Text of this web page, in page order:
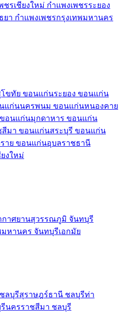
ชรเชียงใหม่ กำแพงเพชรระยอง
ยา กำแพงเพชรกรุงเทพมหานคร
ขทัย ขอนแก่นระยอง ขอนแก่น
แก่นนครพนม ขอนแก่นหนองคาย
ขอนแก่นมุกดาหาร ขอนแก่น
สีมา ขอนแก่นสระบุรี ขอนแก่น
าย ขอนแก่นอุบลราชธานี
ยงใหม่
กาศยานสุวรรณภูมิ จันทบุรี
มหานคร จันทบุรีเอกมัย
ชลบุรีสุราษฎร์ธานี ชลบุรีท่า
นครราชสีมา ชลบุรี